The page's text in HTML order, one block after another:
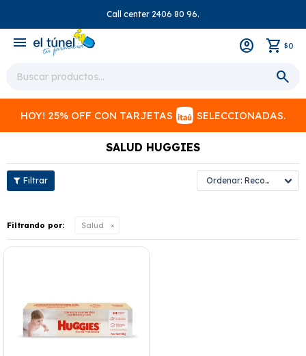
Call center 2406 80 96.
menu $0
HOY! 25% OFF CON TARJETAS SELECCIONADAS.
SALUD HUGGIES
Recomendados
Filtrando por: Salud
close